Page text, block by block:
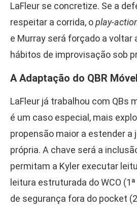
LaFleur se concretize. Se a
respeitar a corrida, oplay-
e Murray será forçado a voltar
hábitos de improvisação sob
A Adaptação do QBR Móvel
LaFleur já trabalhou com QBs
é um caso especial, mais
propensão maior a estender a
própria. A chave será a
permitam a Kyler executar
leitura estruturada do WCO
de segurança fora do pocket